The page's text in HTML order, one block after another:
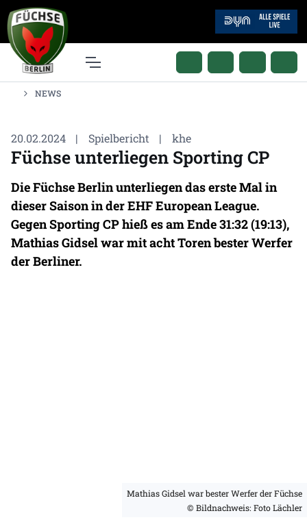
NEWS
20.02.2024 | Spielbericht | khe
Füchse unterliegen Sporting CP
Die Füchse Berlin unterliegen das erste Mal in
dieser Saison in der EHF European League.
Gegen Sporting CP hieß es am Ende 31:32 (19:13),
Mathias Gidsel war mit acht Toren bester Werfer
der Berliner.
Mathias Gidsel war bester Werfer der Füchse
© Bildnachweis: Foto Lächler